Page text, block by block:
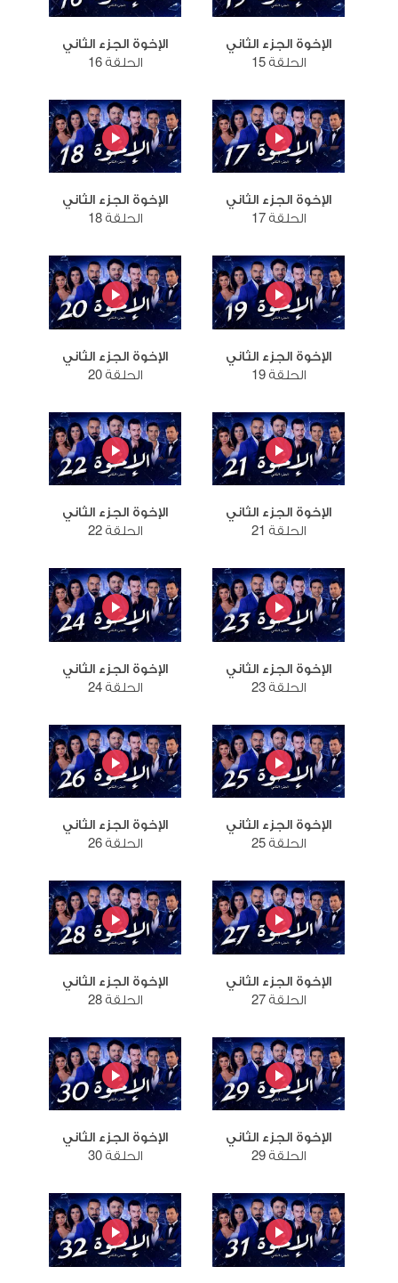
الإخوة الجزء الثاني
الحلقة 15
الإخوة الجزء الثاني
الحلقة 16
الإخوة الجزء الثاني
الحلقة 17
الإخوة الجزء الثاني
الحلقة 18
الإخوة الجزء الثاني
الحلقة 19
الإخوة الجزء الثاني
الحلقة 20
الإخوة الجزء الثاني
الحلقة 21
الإخوة الجزء الثاني
الحلقة 22
الإخوة الجزء الثاني
الحلقة 23
الإخوة الجزء الثاني
الحلقة 24
الإخوة الجزء الثاني
الحلقة 25
الإخوة الجزء الثاني
الحلقة 26
الإخوة الجزء الثاني
الحلقة 27
الإخوة الجزء الثاني
الحلقة 28
الإخوة الجزء الثاني
الحلقة 29
الإخوة الجزء الثاني
الحلقة 30